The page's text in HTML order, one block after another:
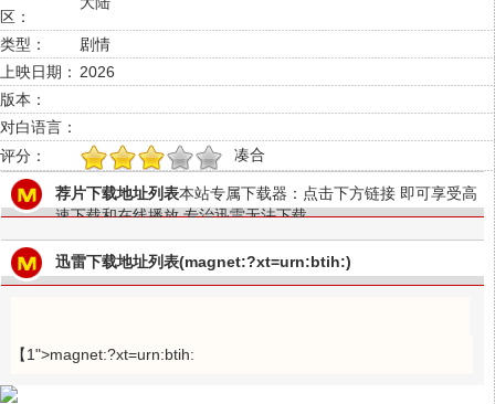
区：
类型：
剧情
上映日期： 2026
版本：
对白语言：
评分：
1 3 4 5 凑合
荐片下载地址列表本站专属下载器：点击下方链接 即可享受高
速下载和在线播放 专治迅雷无法下载
迅雷下载地址列表(magnet:?xt=urn:btih:)
【1">magnet:?xt=urn:btih: